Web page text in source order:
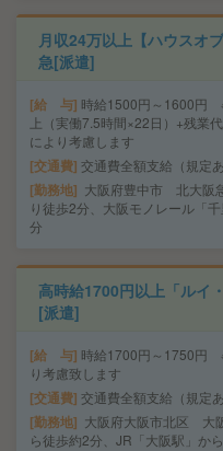
月収24万以上【ハウスオ
急[派遣]
給 与 時給1500円～1600円
上（実働7.5時間×22日）+残業
により考慮します
交通費 交通費全額支給（規定あ
勤務地
大阪府豊中市 北大阪
り徒歩2分、大阪モノレール「
分
高時給1700円以上「ル
[派遣]
給 与 時給1700円～1750円
り考慮致します
交通費 交通費全額支給（規定あ
勤務地
大阪府大阪市北区 大
ら徒歩約2分、JR「大阪駅」か